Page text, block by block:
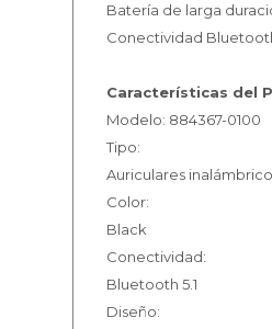
Batería de larga
Conectividad
Características del
Modelo: 884367-0100
Tipo:
Auriculares
Color:
Black
Conectividad:
Bluetooth 5.1
Diseño: